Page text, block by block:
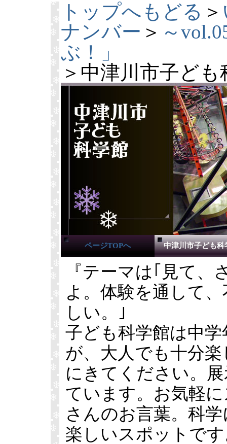
トップへもどる ＞
ナンバー ＞ ～
ぶ！」
＞中津川市子ども
ページTOPへ 中津川市子ども科
『テーマは｢見て
よ。体験を通して
しい。｣
子ども科学館は中
が、大人でも十分
にきてください。
ています。お気軽
さんのお言葉。科
楽しいスポットで